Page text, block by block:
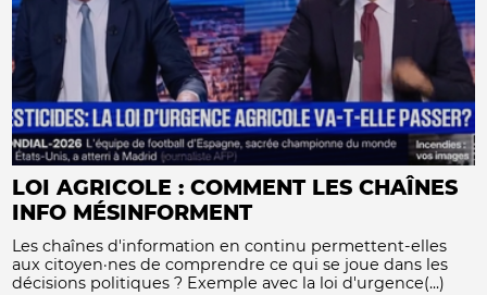
LOI AGRICOLE : COMMENT LES CHAÎNES
INFO MÉSINFORMENT
Les chaînes d'information en continu permettent-elles
aux citoyen·nes de comprendre ce qui se joue dans les
décisions politiques ? Exemple avec la loi d'urgence(...)